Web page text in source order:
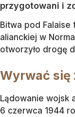
przygotowani i
Bitwa pod
alianckiej w
otworzyło drogę
Wyrwać się
Lądowanie wojsk
6 czerwca 1944